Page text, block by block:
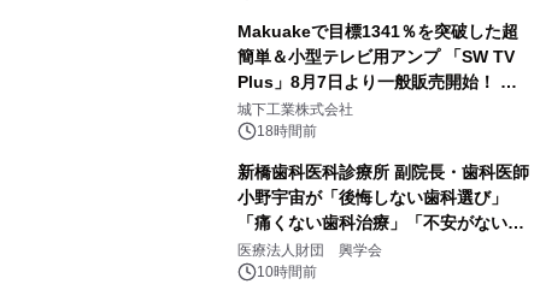
Makuakeで目標1341％を突破した超
簡単＆小型テレビ用アンプ 「SW TV
Plus」8月7日より一般販売開始！ ケ
ーブル1本つなぐだけ、テレビの音が
ぐっと豊かに
城下工業株式会社
18時間前
新橋歯科医科診療所 副院長・歯科医師
小野宇宙が「後悔しない歯科選び」
「痛くない歯科治療」「不安がない治
療計画」をテーマに専門監修
医療法人財団 興学会
10時間前